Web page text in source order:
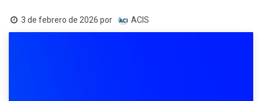
3 de febrero de 2026 por ACIS